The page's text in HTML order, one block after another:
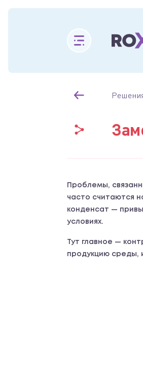
Проблемы,
часто считаются
конденсат —
условиях.
Тут главное —
продукцию среды,